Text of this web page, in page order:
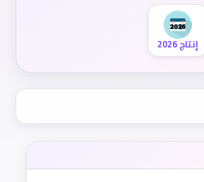
إنتاج 2026